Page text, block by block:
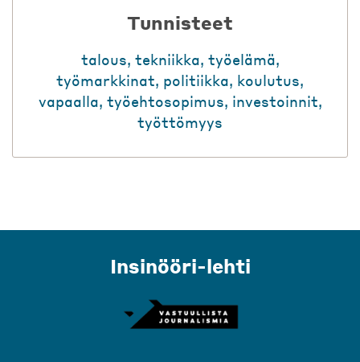
Tunnisteet
talous, tekniikka, työelämä,
työmarkkinat, politiikka, koulutus,
vapaalla, työehtosopimus, investoinnit,
työttömyys
Insinööri-lehti